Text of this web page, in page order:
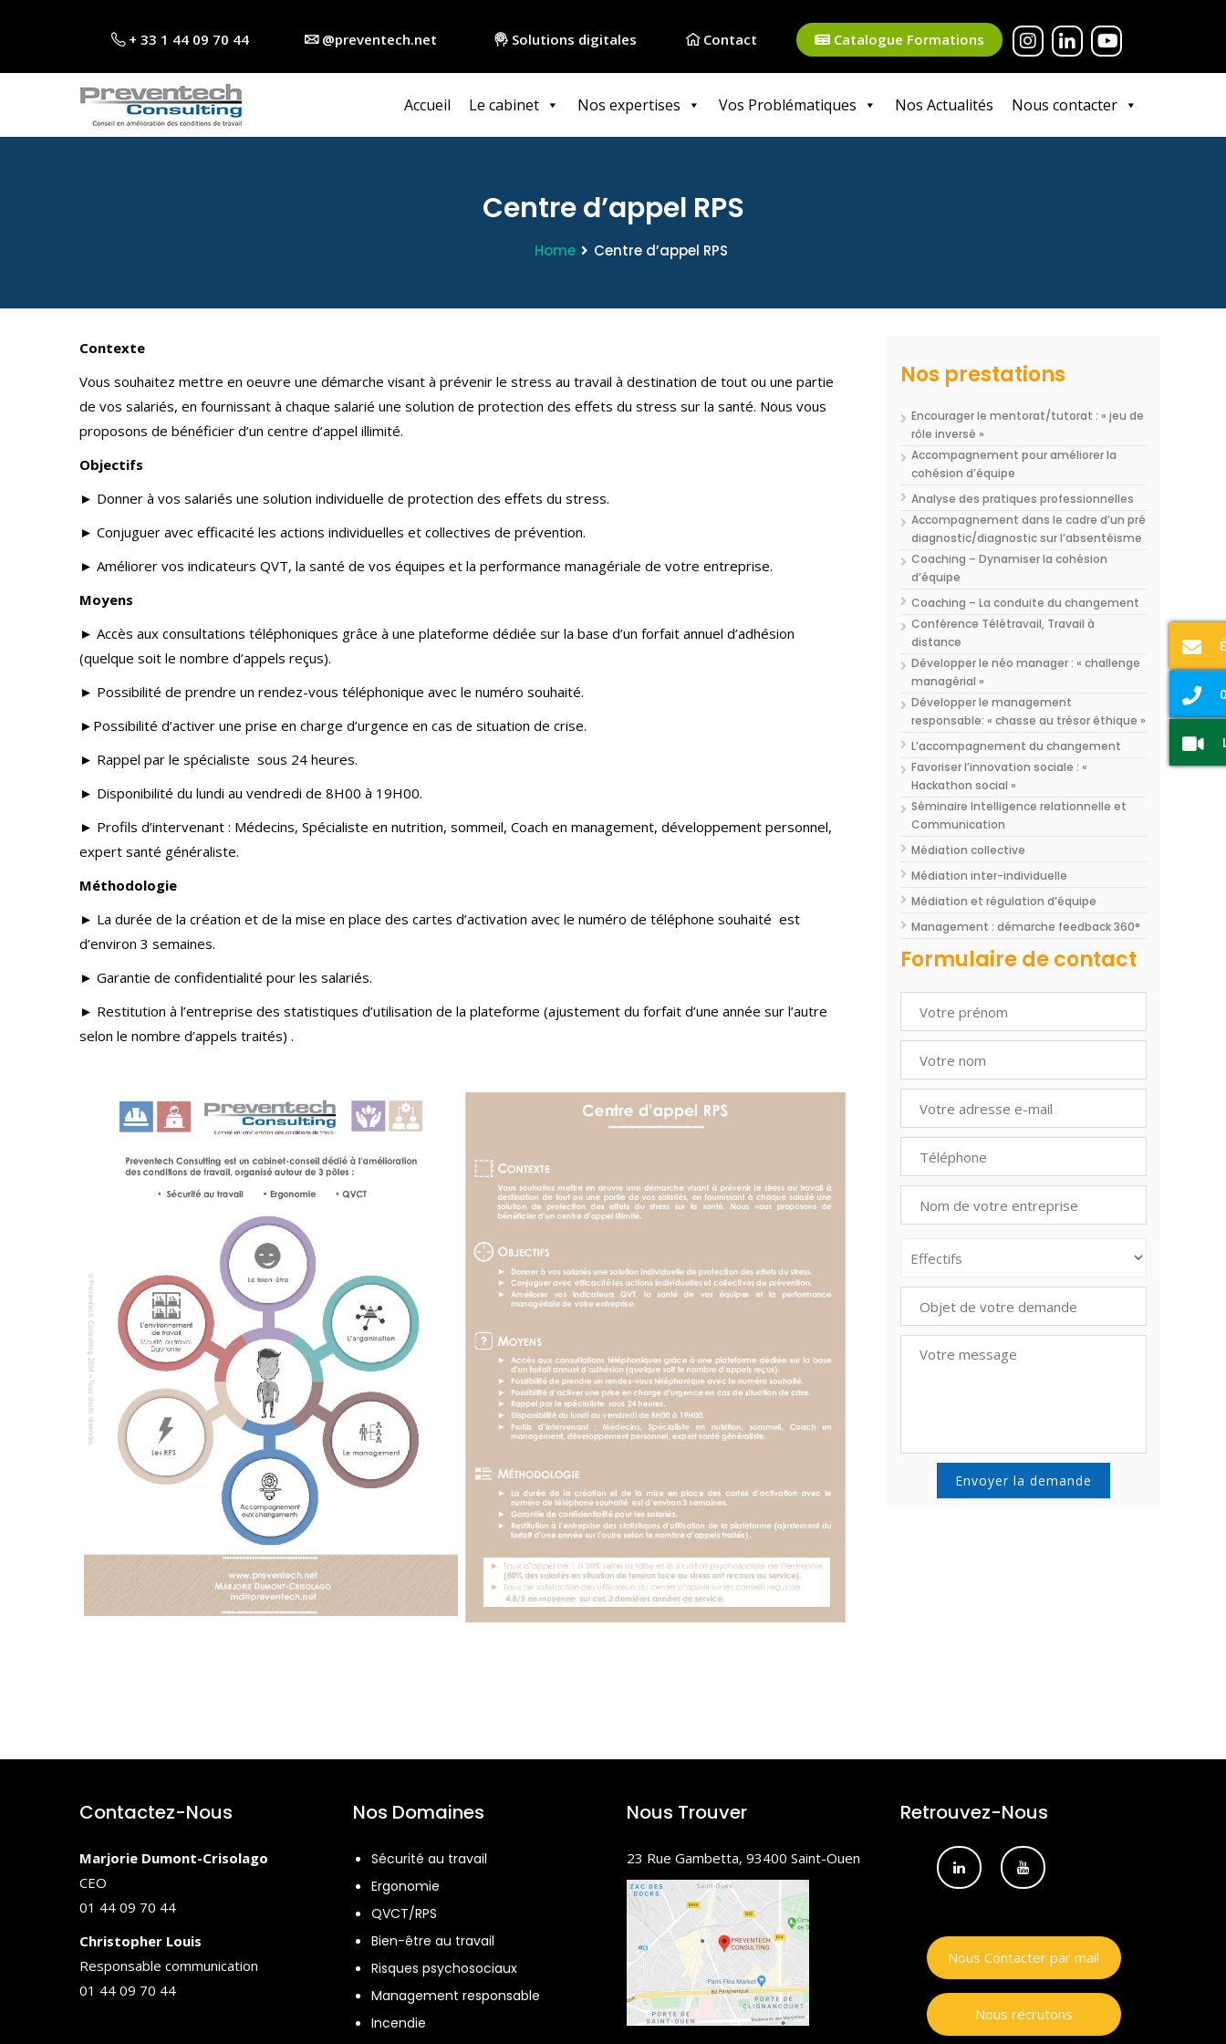
+ 33 1 44 09 70 44 @preventech.net Solutions digitales Contact Catalogue Formations
Accueil Le cabinet Nos expertises Vos Problématiques Nos Actualités Nous contacter
Centre d’appel RPS
Home Centre d’appel RPS
Contexte
Vous souhaitez mettre en oeuvre une démarche visant à prévenir le stress au travail à destination de tout ou une partie
de vos salariés, en fournissant à chaque salarié une solution de protection des effets du stress sur la santé. Nous vous
proposons de bénéficier d’un centre d’appel illimité.
Objectifs
► Donner à vos salariés une solution individuelle de protection des effets du stress.
► Conjuguer avec efficacité les actions individuelles et collectives de prévention.
► Améliorer vos indicateurs QVT, la santé de vos équipes et la performance managériale de votre entreprise.
Moyens
► Accès aux consultations téléphoniques grâce à une plateforme dédiée sur la base d’un forfait annuel d’adhésion
(quelque soit le nombre d’appels reçus).
► Possibilité de prendre un rendez-vous téléphonique avec le numéro souhaité.
►Possibilité d’activer une prise en charge d’urgence en cas de situation de crise.
► Rappel par le spécialiste sous 24 heures.
► Disponibilité du lundi au vendredi de 8H00 à 19H00.
► Profils d’intervenant : Médecins, Spécialiste en nutrition, sommeil, Coach en management, développement personnel,
expert santé généraliste.
Méthodologie
► La durée de la création et de la mise en place des cartes d’activation avec le numéro de téléphone souhaité est
d’environ 3 semaines.
► Garantie de confidentialité pour les salariés.
► Restitution à l’entreprise des statistiques d’utilisation de la plateforme (ajustement du forfait d’une année sur l’autre
selon le nombre d’appels traités) .
Nos prestations
Encourager le mentorat/tutorat : « jeu de
rôle inversé »
Accompagnement pour améliorer la
cohésion d’équipe
Analyse des pratiques professionnelles
Accompagnement dans le cadre d’un pré
diagnostic/diagnostic sur l’absentéisme
Coaching – Dynamiser la cohésion
d’équipe
Coaching – La conduite du changement
Conférence Télétravail, Travail à
distance
Développer le néo manager : « challenge
managérial »
Développer le management
responsable: « chasse au trésor éthique »
L’accompagnement du changement
Favoriser l’innovation sociale : «
Hackathon social »
Séminaire Intelligence relationnelle et
Communication
Médiation collective
Médiation inter-individuelle
Médiation et régulation d’équipe
Management : démarche feedback 360°
Formulaire de contact
Contactez-Nous
Marjorie Dumont-Crisolago
CEO
01 44 09 70 44
Christopher Louis
Responsable communication
01 44 09 70 44
Nos Domaines
Sécurité au travail
Ergonomie
QVCT/RPS
Bien-être au travail
Risques psychosociaux
Management responsable
Incendie
Nous Trouver
23 Rue Gambetta, 93400 Saint-Ouen
Retrouvez-Nous
Nous Contacter par mail
Nous recrutons